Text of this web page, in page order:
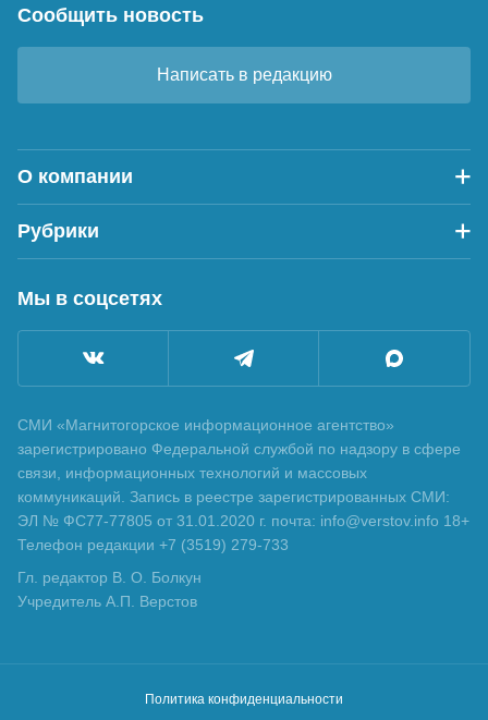
Сообщить новость
Написать в редакцию
О компании
Рубрики
Мы в соцсетях
СМИ «Магнитогорское информационное агентство»
зарегистрировано Федеральной службой по надзору в сфере
связи, информационных технологий и массовых
коммуникаций. Запись в реестре зарегистрированных СМИ:
ЭЛ № ФС77-77805 от 31.01.2020 г. почта: info@verstov.info 18+
Телефон редакции +7 (3519) 279-733
Гл. редактор В. О. Болкун
Учредитель А.П. Верстов
Политика конфиденциальности